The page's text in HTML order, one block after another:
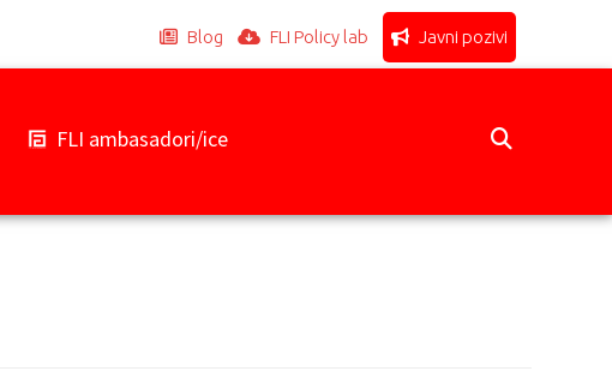
Blog FLI Policy lab Javni pozivi
FLI ambasadori/ice